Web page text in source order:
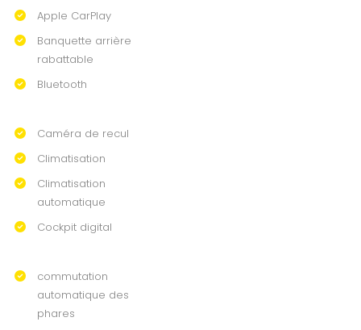
Apple CarPlay
Banquette arrière
rabattable
Bluetooth
Caméra de recul
Climatisation
Climatisation
automatique
Cockpit digital
commutation
automatique des
phares